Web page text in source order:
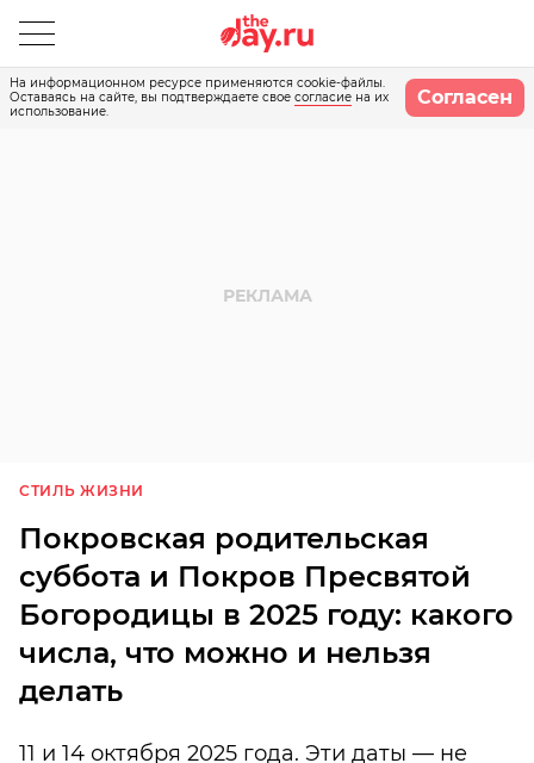
На информационном ресурсе применяются cookie-файлы.
Оставаясь на сайте, вы подтверждаете свое согласие на их
использование.
Согласен
СТИЛЬ ЖИЗНИ
Покровская родительская
суббота и Покров Пресвятой
Богородицы в 2025 году: какого
числа, что можно и нельзя
делать
11 и 14 октября 2025 года. Эти даты — не